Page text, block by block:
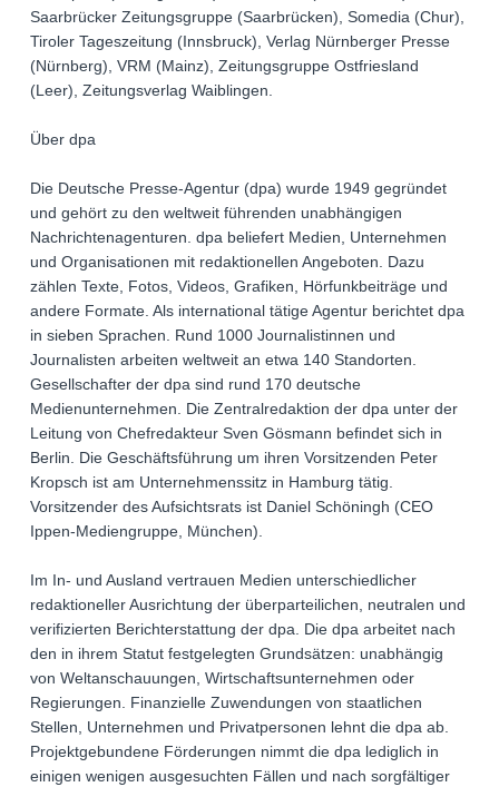
Saarbrücker Zeitungsgruppe (Saarbrücken), Somedia (Chur),
Tiroler Tageszeitung (Innsbruck), Verlag Nürnberger Presse
(Nürnberg), VRM (Mainz), Zeitungsgruppe Ostfriesland
(Leer), Zeitungsverlag Waiblingen.
Über dpa
Die Deutsche Presse-Agentur (dpa) wurde 1949 gegründet
und gehört zu den weltweit führenden unabhängigen
Nachrichtenagenturen. dpa beliefert Medien, Unternehmen
und Organisationen mit redaktionellen Angeboten. Dazu
zählen Texte, Fotos, Videos, Grafiken, Hörfunkbeiträge und
andere Formate. Als international tätige Agentur berichtet dpa
in sieben Sprachen. Rund 1000 Journalistinnen und
Journalisten arbeiten weltweit an etwa 140 Standorten.
Gesellschafter der dpa sind rund 170 deutsche
Medienunternehmen. Die Zentralredaktion der dpa unter der
Leitung von Chefredakteur Sven Gösmann befindet sich in
Berlin. Die Geschäftsführung um ihren Vorsitzenden Peter
Kropsch ist am Unternehmenssitz in Hamburg tätig.
Vorsitzender des Aufsichtsrats ist Daniel Schöningh (CEO
Ippen-Mediengruppe, München).
Im In- und Ausland vertrauen Medien unterschiedlicher
redaktioneller Ausrichtung der überparteilichen, neutralen und
verifizierten Berichterstattung der dpa. Die dpa arbeitet nach
den in ihrem Statut festgelegten Grundsätzen: unabhängig
von Weltanschauungen, Wirtschaftsunternehmen oder
Regierungen. Finanzielle Zuwendungen von staatlichen
Stellen, Unternehmen und Privatpersonen lehnt die dpa ab.
Projektgebundene Förderungen nimmt die dpa lediglich in
einigen wenigen ausgesuchten Fällen und nach sorgfältiger